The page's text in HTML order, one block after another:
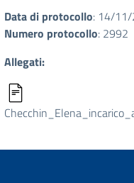
Data di protocollo: 14/
Numero protocollo: 2992
Allegati: